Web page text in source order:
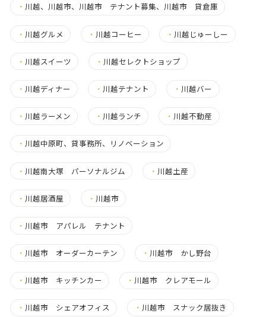
・ 川越、川越市、川越市 テナント募集、川越市 貸倉庫
・ 川越グルメ ・ 川越コーヒー ・ 川越じゅーしー
・ 川越スイーツ ・ 川越セレクトショップ
・ 川越ディナー ・ 川越テナント ・ 川越バー
・ 川越ラーメン ・ 川越ランチ ・ 川越不動産
・ 川越中原町、貸事務所、リノベーション
・ 川越南大塚 パーソナルジム ・ 川越土産
・ 川越居酒屋 ・ 川越市
・ 川越市 アパレル テナント
・ 川越市 オーダーカーテン ・ 川越市 かし野台
・ 川越市 キッチンカー ・ 川越市 クレアモール
・ 川越市 シェアオフィス ・ 川越市 スナック居抜き